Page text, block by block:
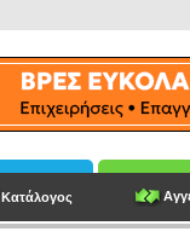
Κατάλογος